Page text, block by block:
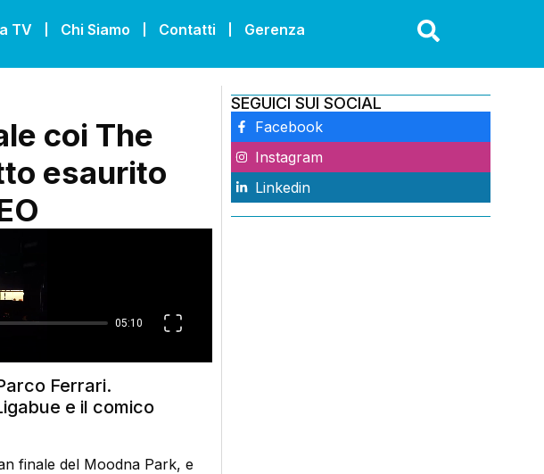
TV Chi Siamo Contatti Gerenza
coi The
esaurito
Ferrari.
e il comico
finale del Moodna Park, e
SEGUICI SUI SOCIAL
Facebook
Instagram
Linkedin